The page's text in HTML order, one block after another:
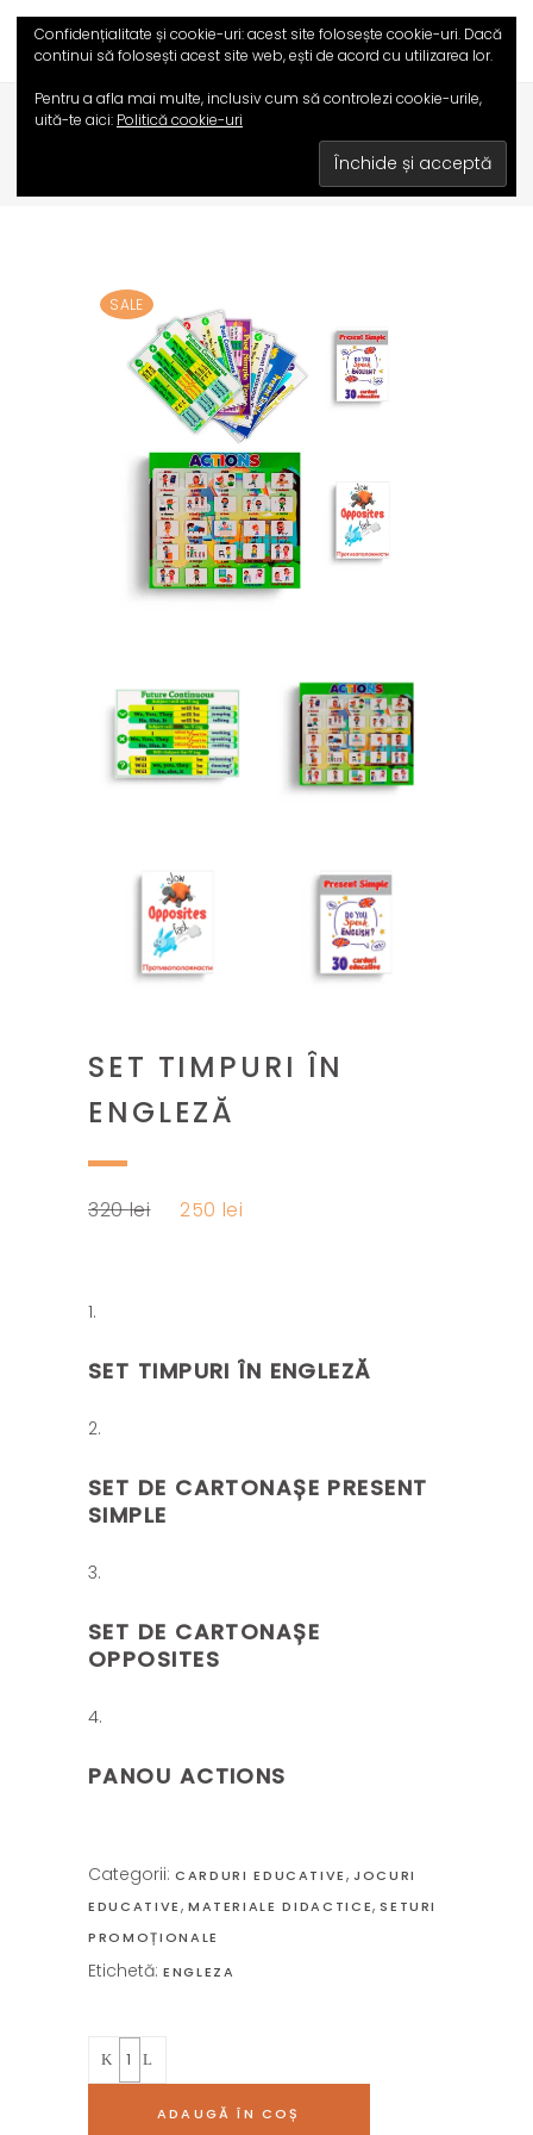
HOME/ MAGAZIN/CARDURI EDUCATIVE,
JOCURI EDUCATIVE,MATERIALE DIDACTICE
SALE
SET TIMPURI ÎN
ENGLEZĂ
320lei Prețul
250 lei
SET TIMPURI ÎN ENGLEZĂ
SET DE CARTONAȘE PRESENT
SIMPLE
SET DE CARTONAȘE
OPPOSITES
PANOU ACTIONS
Categorii: CARDURI EDUCATIVE,JOCURI
EDUCATIVE, MATERIALE DIDACTICE,SETURI
PROMOȚIONALE
Etichetă: ENGLEZA
Quantity
ADAUGĂ ÎN COȘ
Confidențialitate și cookie-uri: acest site folosește cookie-uri. Dacă
continui să folosești acest site web, ești de acord cu utilizarea lor.
Pentru a afla mai multe, inclusiv cum să controlezi cookie-urile,
uită-te aici: Politică cookie-uri